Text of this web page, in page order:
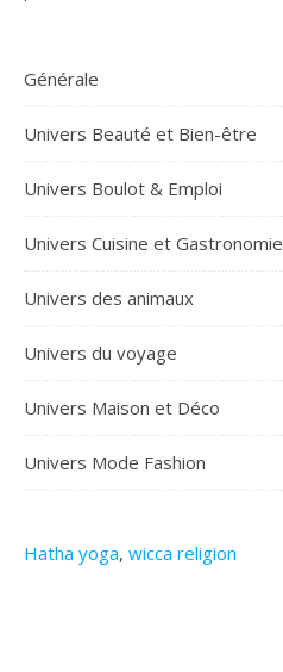
Générale
Univers Beauté et Bien-être
Univers Boulot & Emploi
Univers Cuisine et Gastronomie
Univers des animaux
Univers du voyage
Univers Maison et Déco
Univers Mode Fashion
Hatha yoga, wicca religion